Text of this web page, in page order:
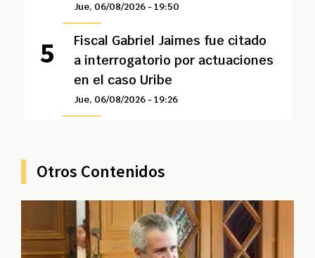
Jue, 06/08/2026 - 19:50
Fiscal Gabriel Jaimes fue citado
a interrogatorio por actuaciones
en el caso Uribe
Jue, 06/08/2026 - 19:26
Otros Contenidos